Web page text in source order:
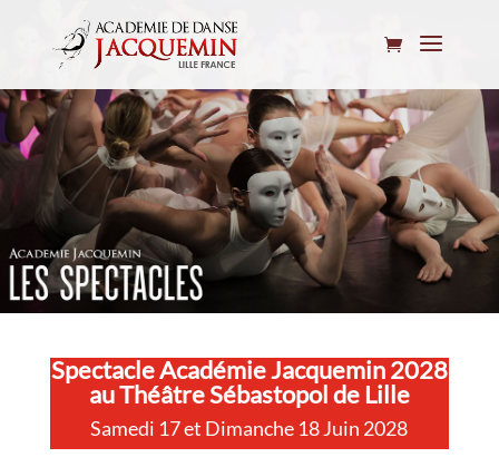
Spectacle Académie Jacquemin 2028
au Théâtre Sébastopol de Lille
Samedi 17 et Dimanche 18 Juin 2028